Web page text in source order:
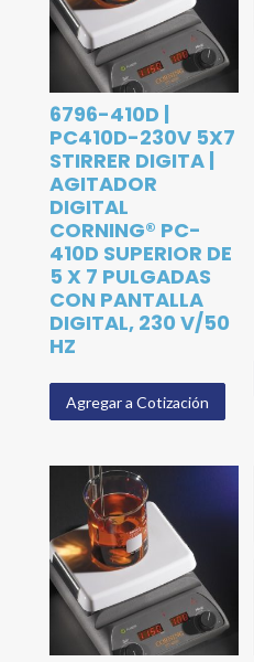
6796-410D |
PC410D-230V 5X7
STIRRER DIGITA |
AGITADOR
DIGITAL
CORNING® PC-
410D SUPERIOR DE
5 X 7 PULGADAS
CON PANTALLA
DIGITAL, 230 V/50
HZ
Agregar a Cotización